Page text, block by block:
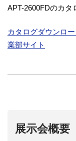
APT-2600FDのカタ
カタログダウンロ
業部サイト
展示会概要